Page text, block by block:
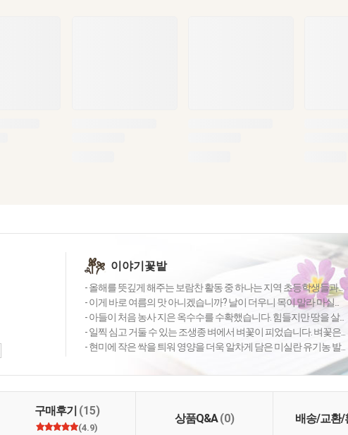
이야기꽃밭
- 올해를 뜻깊게 해주는 보람찬 활동 중 하나는 지역 초등학생들과...
- 이게 바로 여름의 맛 아니겠습니까? 날이 더우니 목이 말라 마실...
- 아들이 처음 농사 지은 옥수수를 수확했습니다. 힘들지만 땅을 살...
- 일찍 심고 거둘 수 있는 조생종 벼에서 벼꽃이 피었습니다. 벼꽃은...
- 현미에 작은 싹을 틔워 영양을 더욱 알차게 담은 미실란 유기농 발...
구매후기 (15)
(4.9)
상품Q&A(0) 배송/교환/